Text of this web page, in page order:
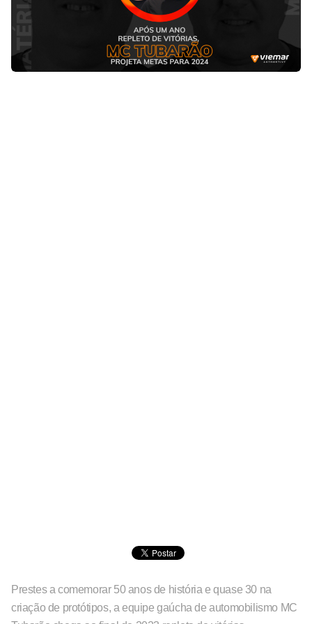
Prestes a comemorar 50 anos de história e quase 30 na
criação de protótipos, a equipe gaúcha de automobilismo MC